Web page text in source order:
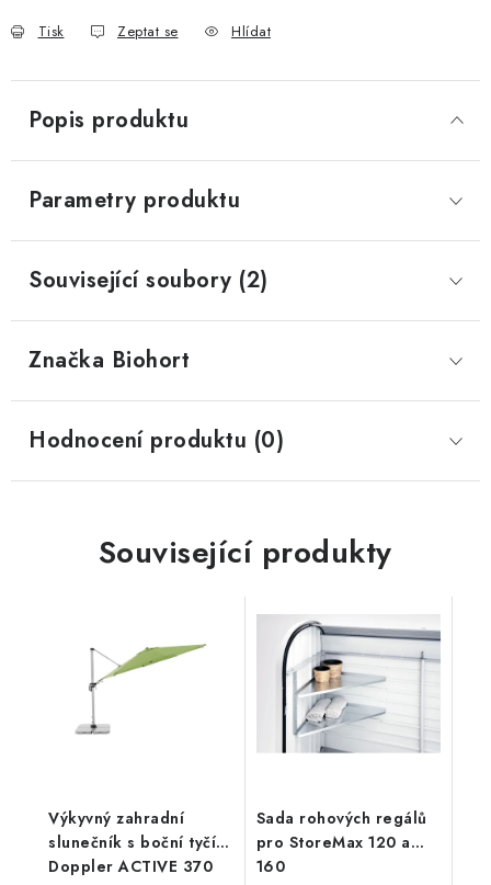
Tisk Zeptat se Hlídat
Popis produktu
Parametry produktu
Související soubory (2)
Značka Biohort
Hodnocení produktu (0)
Související produkty
Výkyvný zahradní
slunečník s boční tyčí
Doppler ACTIVE 370
Sada rohových regálů
pro StoreMax 120 a
160